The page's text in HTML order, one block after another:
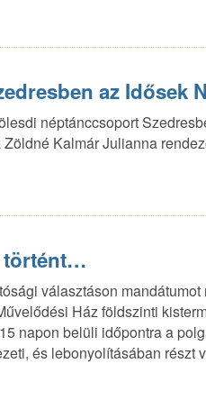
az Idősek
néptánccsoport
Kalmár Julianna
történt…
választáson
Ház földszinti
napon belüli időpontra a
és lebonyolításában részt